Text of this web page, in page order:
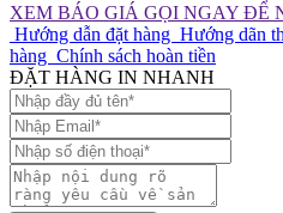
XEM BÁO GIÁ GỌI NGAY ĐỂ
Hướng dẫn đặt hàng Hướng dãn
hàng Chính sách hoàn tiền
ĐẶT HÀNG IN NHANH